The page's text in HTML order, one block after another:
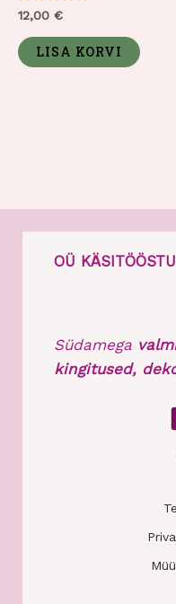
Hinnanguga
5
12,00 €
LISA KORVI
OÜ
Südamega
kingitused,